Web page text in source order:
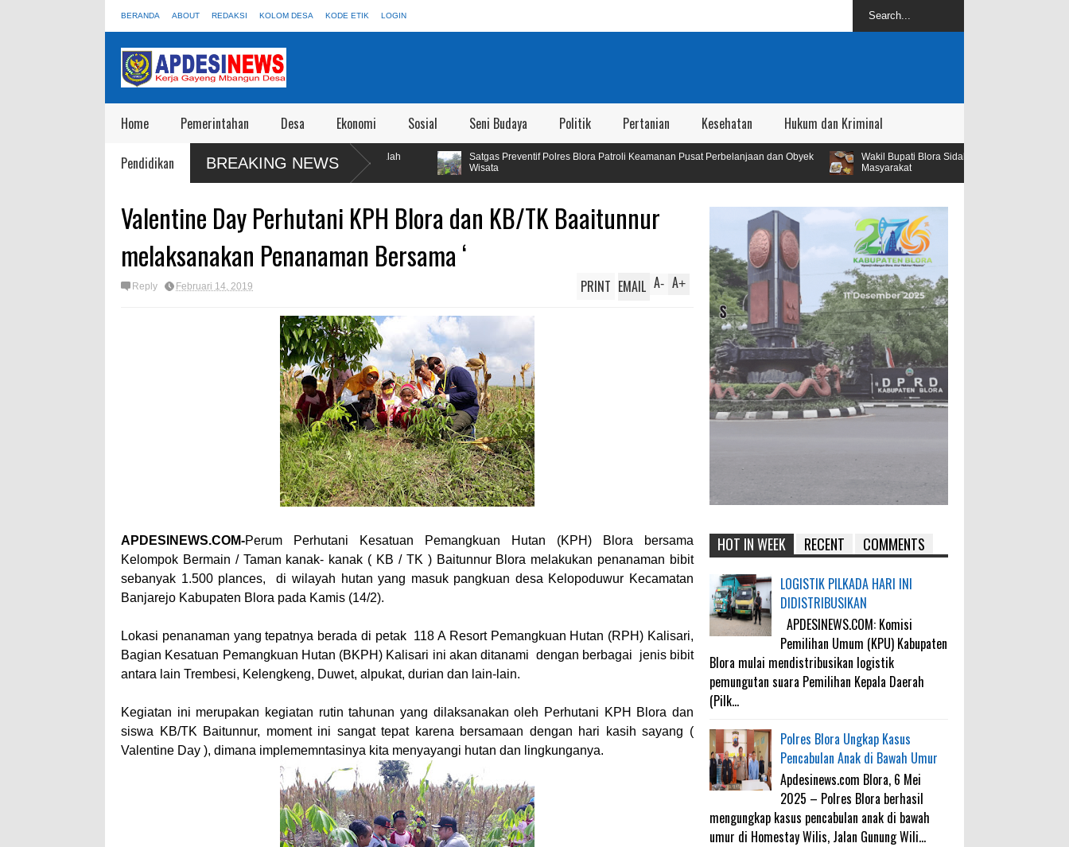
BERANDA ABOUT REDAKSI KOLOM DESA KODE ETIK LOGIN
Home Pemerintahan Desa Ekonomi Sosial Seni Budaya Politik Pertanian Kesehatan Hukum dan Kriminal
Pendidikan BREAKING NEWS
Blora: 55 Truk KDKMP Jangan Sampai Disewakan Apalagi Viral Salah
Satgas Preventif Polres Blora Patroli Keamanan Pusat Perbelanjaan dan Obyek
Wakil Bupati Blora Sidak SPPG Kedungbecici Menyusul Adanya
Valentine Day Perhutani KPH Blora dan KB/TK Baaitunnur
melaksanakan Penanaman Bersama ‘
Reply Februari 14, 2019 A+
A-
PRINT EMAIL
APDESINEWS.COM-Perum Perhutani Kesatuan Pemangkuan Hutan (KPH) Blora bersama
Kelompok Bermain / Taman kanak- kanak ( KB / TK ) Baitunnur Blora melakukan penanaman bibit
sebanyak 1.500 plances, di wilayah hutan yang masuk pangkuan desa Kelopoduwur Kecamatan
Banjarejo Kabupaten Blora pada Kamis (14/2).
Lokasi penanaman yang tepatnya berada di petak 118 A Resort Pemangkuan Hutan (RPH) Kalisari,
Bagian Kesatuan Pemangkuan Hutan (BKPH) Kalisari ini akan ditanami dengan berbagai jenis bibit
antara lain Trembesi, Kelengkeng, Duwet, alpukat, durian dan lain-lain.
Kegiatan ini merupakan kegiatan rutin tahunan yang dilaksanakan oleh Perhutani KPH Blora dan
siswa KB/TK Baitunnur, moment ini sangat tepat karena bersamaan dengan hari kasih sayang (
Valentine Day ), dimana implememntasinya kita menyayangi hutan dan lingkunganya.
HOT IN WEEK RECENT COMMENTS
LOGISTIK PILKADA HARI INI
DIDISTRIBUSIKAN
APDESINEWS.COM: Komisi
Pemilihan Umum (KPU) Kabupaten
Blora mulai mendistribusikan logistik
pemungutan suara Pemilihan Kepala Daerah
(Pilk...
Polres Blora Ungkap Kasus
Pencabulan Anak di Bawah Umur
Apdesinews.com Blora, 6 Mei
2025 – Polres Blora berhasil
mengungkap kasus pencabulan anak di bawah
umur di Homestay Wilis, Jalan Gunung Wili...